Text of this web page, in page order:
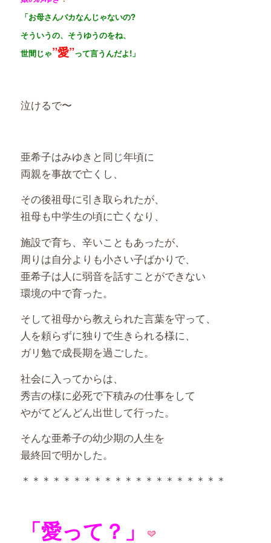
「お母さんバカなんじゃないの?
そういうの、そうゆうのをね、
世間じゃ”愛”って言うんだよ!」
泣けるで〜
亜希子はみゆきと同じ年頃に
両親を事故で亡くし、
その後祖母に引き取られたが、
祖母も中学生の頃に亡くなり、
施設で育ち、辛いこともあったが、
周りは自分よりも小さい子ばかりで、
亜希子は人に弱音を話すことができない
環境の中で育った。
そして祖母から教えられた言葉を守って、
人を頼らずに独りで生きられる様に、
ガリ勉で成長期を過ごした。
社会に入ってからは、
秀吉の様に必死で下積みの仕事をして
やがてどんどん出世して行った。
そんな亜希子の幼少期の人生を
最終回で明かした。
＊＊＊＊＊＊＊＊＊＊＊＊＊＊＊＊＊＊＊＊
「愛って？」